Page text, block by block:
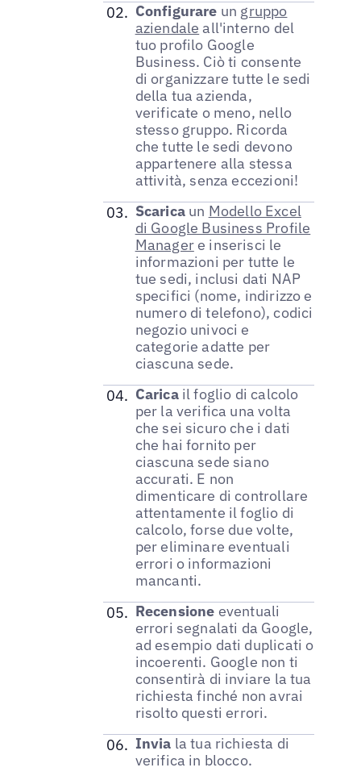
Configurare un gruppo
aziendale all'interno del
tuo profilo Google
Business. Ciò ti consente
di organizzare tutte le sedi
della tua azienda,
verificate o meno, nello
stesso gruppo. Ricorda
che tutte le sedi devono
appartenere alla stessa
attività, senza eccezioni!
Scaricaun Modello Excel
di Google Business Profile
Managere inserisci le
informazioni per tutte le
tue sedi, inclusi dati NAP
specifici (nome, indirizzo e
numero di telefono), codici
negozio univoci e
categorie adatte per
ciascuna sede.
Caricail foglio di calcolo
per la verifica una volta
che sei sicuro che i dati
che hai fornito per
ciascuna sede siano
accurati. E non
dimenticare di controllare
attentamente il foglio di
calcolo, forse due volte,
per eliminare eventuali
errori o informazioni
mancanti.
Recensione eventuali
errori segnalati da Google,
ad esempio dati duplicati o
incoerenti. Google non ti
consentirà di inviare la tua
richiesta finché non avrai
risolto questi errori.
Invia la tua richiesta di
verifica in blocco.